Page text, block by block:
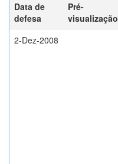
Data de
defesa
Pré-
visualização
2-Dez-2008